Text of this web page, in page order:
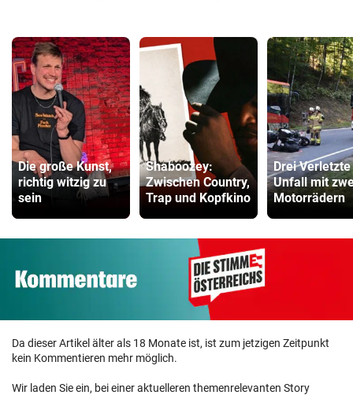
Die große Kunst,
richtig witzig zu
sein
Shaboozey:
Zwischen Country,
Trap und Kopfkino
Drei
Unfall mit
Motorrädern
Da dieser Artikel älter als 18 Monate ist, ist zum jetzigen Zeitpunkt
kein Kommentieren mehr möglich.
Wir laden Sie ein, bei einer aktuelleren themenrelevanten Story